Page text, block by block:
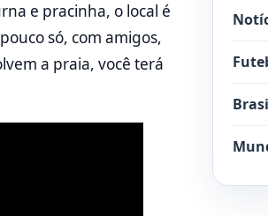
e pracinha, o local é
só, com amigos,
a praia, você terá